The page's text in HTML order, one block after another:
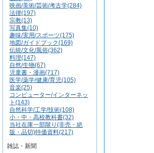
映画/美術/芸術/考古学(284)
法律(197)
宗教(13)
写真集(10)
趣味/実用/スポーツ(175)
地図/ガイドブック(169)
伝統/文化/風俗(362)
料理(147)
自然/生物(67)
児童書・漫画(717)
医学/薬学/健康/育児(105)
音楽(25)
コンピューター/インターネッ
ト(143)
自然科学/工学/技術(108)
小・中・高校教科書(32)
当社在庫一部限り(非売・絶
版・品切)特価資料(217)
雑誌・新聞